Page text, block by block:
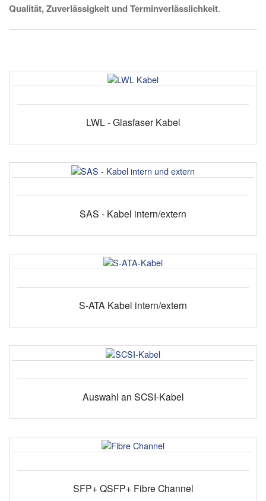
Qualität, Zuverlässigkeit und Terminverlässlichkeit.
LWL - Glasfaser Kabel
SAS - Kabel intern/extern
S-ATA Kabel intern/extern
Auswahl an SCSI-Kabel
SFP+ QSFP+ Fibre Channel